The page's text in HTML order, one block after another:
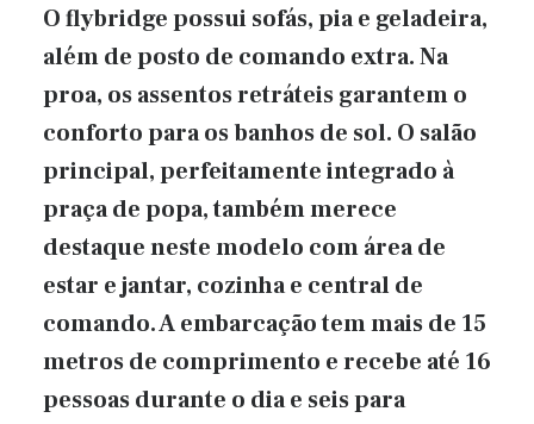
O flybridge possui sofás, pia e geladeira,
além de posto de comando extra. Na
proa, os assentos retráteis garantem o
conforto para os banhos de sol. O salão
principal, perfeitamente integrado à
praça de popa, também merece
destaque neste modelo com área de
estar e jantar, cozinha e central de
comando. A embarcação tem mais de 15
metros de comprimento e recebe até 16
pessoas durante o dia e seis para